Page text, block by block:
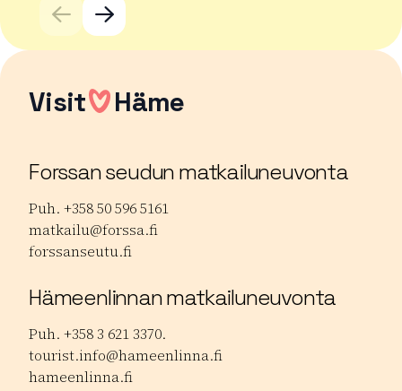
Visit Häme
Forssan seudun matkailuneuvonta
Puh. +358 50 596 5161
matkailu@forssa.fi
forssanseutu.fi
Hämeenlinnan matkailuneuvonta
Puh. +358 3 621 3370.
tourist.info@hameenlinna.fi
hameenlinna.fi